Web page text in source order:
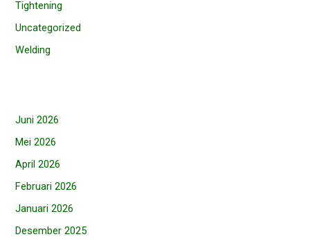
Tightening
Uncategorized
Welding
Juni 2026
Mei 2026
April 2026
Februari 2026
Januari 2026
Desember 2025